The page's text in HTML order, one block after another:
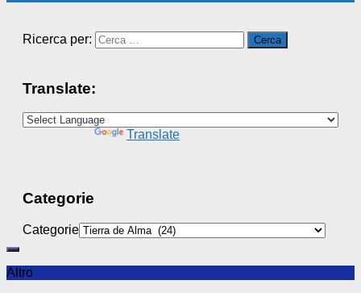
Ricerca per:
Translate:
Translate
Categorie
Categorie
Altro